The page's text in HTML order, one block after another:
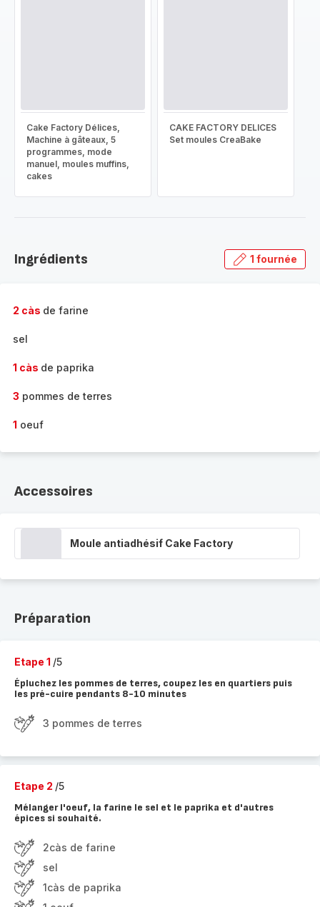
Cake Factory Délices,
Machine à gâteaux, 5
programmes, mode
manuel, moules muffins,
cakes
CAKE FACTORY DELICES
Set moules CreaBake
Ingrédients 1 fournée
2 càs de farine
sel
1 càs de paprika
3 pommes de terres
1 oeuf
Accessoires
Moule antiadhésif Cake Factory
Préparation
Etape 1 /5
Épluchez les pommes de terres, coupez les en quartiers puis
les pré-cuire pendants 8-10 minutes
3 pommes de terres
Etape 2 /5
Mélanger l'oeuf, la farine le sel et le paprika et d'autres
épices si souhaité.
2càs de farine
sel
1càs de paprika